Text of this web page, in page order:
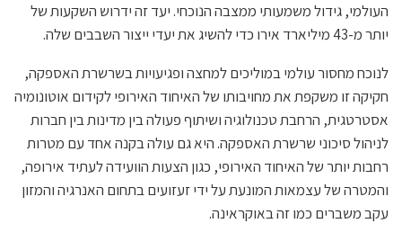
העולמי, גידול משמעותי ממצבה הנוכחי. יעד זה ידרוש השקעות של
יותר מ-43 מיליארד אירו כדי להשיג את יעדי ייצור השבבים שלה.
לנוכח מחסור עולמי במוליכים למחצה ופגיעויות בשרשרת האספקה,
חקיקה זו משקפת את מחויבותו של האיחוד האירופי לקידום אוטונומיה
אסטרטגית, הרחבת טכנולוגיה ושיתוף פעולה בין מדינות בין חברות
לניהול סיכוני שרשרת האספקה. היא גם עולה בקנה אחד עם מטרות
רחבות יותר של האיחוד האירופי, כגון הצעות הוועידה לעתיד אירופה,
והמטרה של עצמאות המונעת על ידי זעזועים בתחום האנרגיה והמזון
עקב משברים כמו זה באוקראינה.